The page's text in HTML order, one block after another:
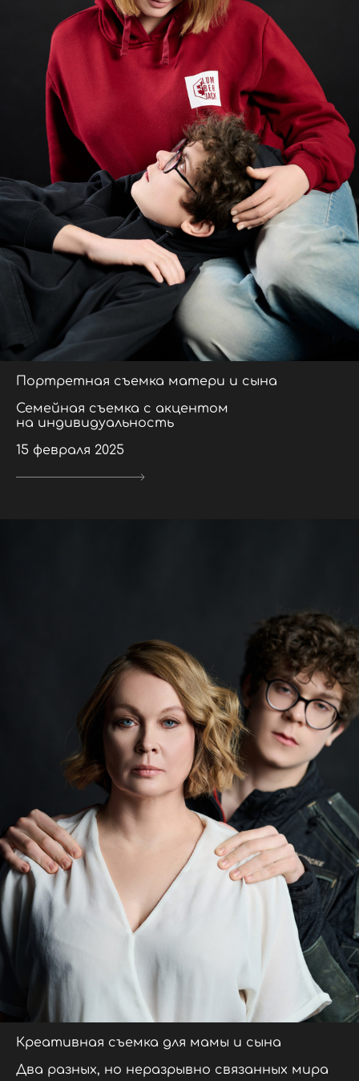
Портретная съемка матери и сына
Семейная съемка с акцентом
на индивидуальность
15 февраля 2025
Креативная съемка для мамы и сына
Два разных, но неразрывно связанных мира